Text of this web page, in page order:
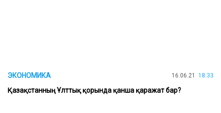
ЭКОНОМИКА 16.06.21 18:33
Қазақстанның Ұлттық қорында қанша қаражат бар?